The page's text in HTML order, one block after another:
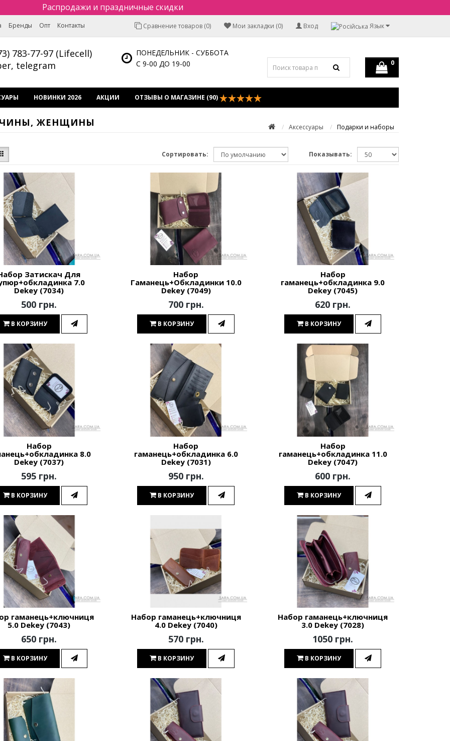
Распродажи и праздничные скидки
Бренды Опт Контакты Язык
Вход
Мои закладки (0)
Сравнение товаров (0)
783-77-97 (Lifecell)
telegram
ПОНЕДЕЛЬНИК - СУББОТА
С 9-00 ДО 19-00
0
НОВИНКИ 2026 АКЦИИ ОТЗЫВЫ О МАГАЗИНЕ (90)
Аксессуары Подарки и наборы
ЖЕНЩИНЫ
Сортировать: Показывать:
Затискач Для
7.0
Dekey (7034)
500 грн.
В КОРЗИНУ
Набор
Гаманець+Обкладинки 10.0
Dekey (7049)
700 грн.
В КОРЗИНУ
Набор
гаманець+обкладинка 9.0
Dekey (7045)
620 грн.
В КОРЗИНУ
Набор
8.0
Dekey (7037)
595 грн.
В КОРЗИНУ
Набор
гаманець+обкладинка 6.0
Dekey (7031)
950 грн.
В КОРЗИНУ
Набор
гаманець+обкладинка 11.0
Dekey (7047)
600 грн.
В КОРЗИНУ
гаманець+ключниця
5.0 Dekey (7043)
650 грн.
В КОРЗИНУ
Набор гаманець+ключниця
4.0 Dekey (7040)
570 грн.
В КОРЗИНУ
Набор гаманець+ключниця
3.0 Dekey (7028)
1050 грн.
В КОРЗИНУ